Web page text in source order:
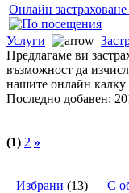
Онлайн
Услуги
Предлагаме ви
възможност да
нашите онлайн калку
Последно добавен:
(1) 2 »
Избрани (13) С